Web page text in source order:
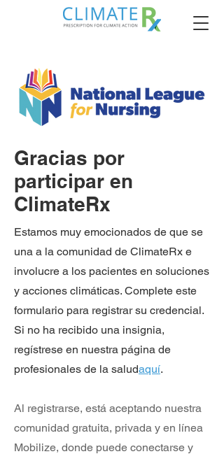
Gracias por
participar en
ClimateRx
Estamos muy emocionados de que se
una a la comunidad de ClimateRx e
involucre a los pacientes en soluciones
y acciones climáticas. Complete este
formulario para registrar su credencial.
Si no ha recibido una insignia,
regístrese en nuestra página de
profesionales de la saludaquí.
Al registrarse, está aceptando nuestra
comunidad gratuita, privada y en línea
Mobilize, donde puede conectarse y